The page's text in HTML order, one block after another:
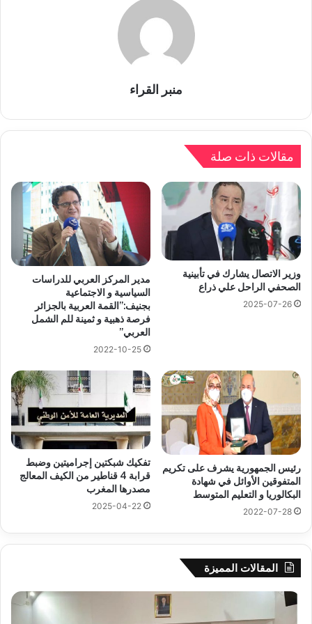
منبر القراء
مقالات ذات صلة
وزير الاتصال يشارك في تأبينية
الصحفي الراحل علي ذراع
2025-07-26
مدير المركز العربي للدراسات
السياسية و الاجتماعية
بجنيف:”القمة العربية بالجزائر
فرصة ذهبية و ثمينة للم الشمل
العربي”
2022-10-25
رئيس الجمهورية يشرف على تكريم
المتفوقين الأوائل في شهادة
البكالوريا و التعليم المتوسط
2022-07-28
تفكيك شبكتين إجراميتين وضبط
قرابة 4 قناطير من الكيف المعالج
مصدرها المغرب
2025-04-22
المقالات المميزة
جيجل: